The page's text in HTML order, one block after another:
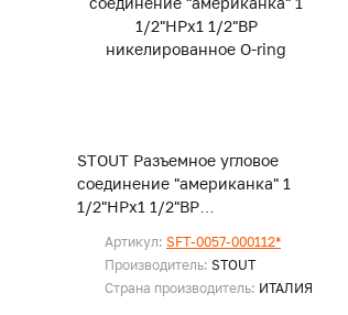
STOUT Разъемное угловое
соединение "американка" 1
1/2"НРx1 1/2"ВР
Артикул: SFT-0057-000112*
Производитель: STOUT
Страна производитель: ИТАЛИЯ